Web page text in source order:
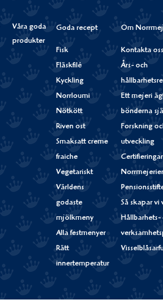
Våra goda
produkter
Goda recept
Fisk
Fläskfilé
Kyckling
Norrloumi
Nötkött
Riven ost
Smaksatt creme
fraiche
Vegetariskt
Världens
godaste
mjölkmeny
Alla festmenyer
Rätt
innertemperatur
Om
Kontakta oss
Års- och
Ett mejeri
bönderna
Forskning
utveckling
Certifieringar
Så skapar vi
Hållbarhets-